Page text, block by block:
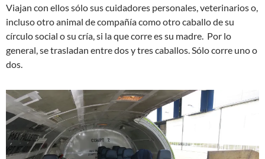
Viajan con ellos sólo sus cuidadores personales, veterinarios o,
incluso otro animal de compañía como otro caballo de su
círculo social o su cría, si la que corre es su madre. Por lo
general, se trasladan entre dos y tres caballos. Sólo corre uno o
dos.